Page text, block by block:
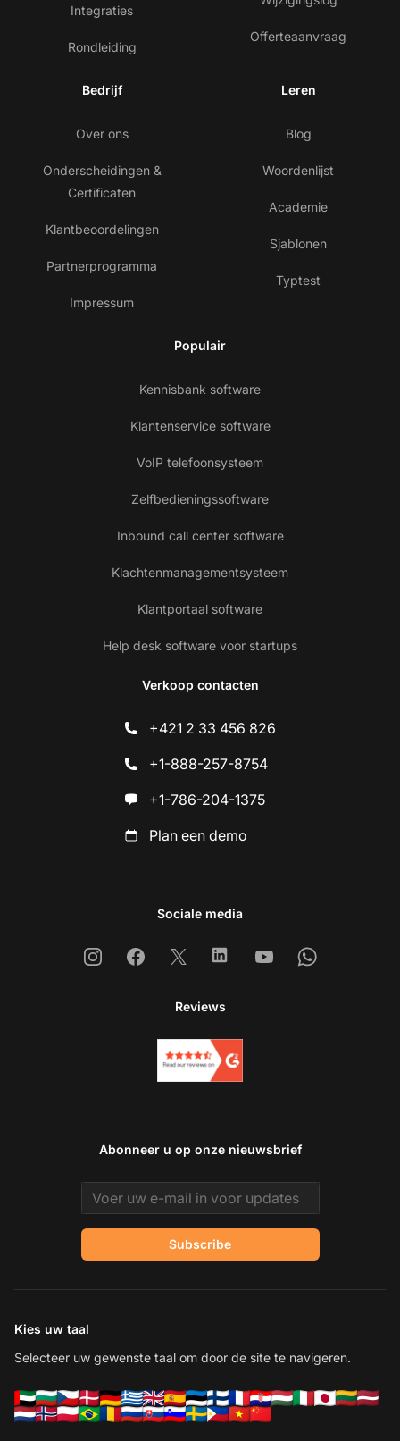
Integraties
Rondleiding
Offerteaanvraag
Bedrijf
Over ons
Onderscheidingen &
Certificaten
Klantbeoordelingen
Partnerprogramma
Impressum
Leren
Blog
Woordenlijst
Academie
Sjablonen
Typtest
Populair
Kennisbank software
Klantenservice software
VoIP telefoonsysteem
Zelfbedieningssoftware
Inbound call center software
Klachtenmanagementsysteem
Klantportaal software
Help desk software voor startups
Verkoop contacten
+421 2 33 456 826
+1-888-257-8754
+1-786-204-1375
Plan een demo
Sociale media
InstagramFacebook
X LinkedinYoutubeWhatsapp
Reviews
Abonneer u op onze nieuwsbrief
Email address
Subscribe
Kies uw taal
Selecteer uw gewenste taal om door de site te navigeren.